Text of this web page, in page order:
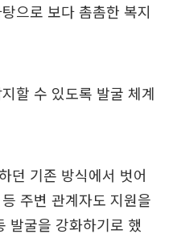
으로 보다 촘촘한 복지
할 수 있도록 발굴 체계
던 기존 방식에서 벗어
주변 관계자도 지원을
발굴을 강화하기로 했